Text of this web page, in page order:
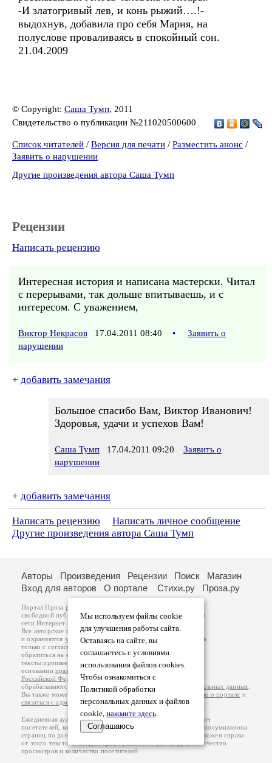
-И златогривый лев, и конь рыжий….!-
выдохнув, добавила про себя Мария, на
полуслове проваливаясь в спокойный сон.
21.04.2009
© Copyright: Саша Тумп, 2011
Свидетельство о публикации №211020500600
Список читателей / Версия для печати / Разместить анонс /
Заявить о нарушении
Другие произведения автора Саша Тумп
Рецензии
Написать рецензию
Интересная история и написана мастерски. Читал
с перерывами, так дольше впитываешь, и с
интересом. С уважением,
Виктор Некрасов 17.04.2011 08:40 •
Заявить о
нарушении
+ добавить замечания
Большое спасибо Вам, Виктор Иванович!
Здоровья, удачи и успехов Вам!
Саша Тумп 17.04.2011 09:20
Заявить о
нарушении
+ добавить замечания
Написать рецензию
Написать личное сообщение
Другие произведения автора Саша Тумп
Мы используем файлы cookie
для улучшения работы сайта.
Оставаясь на сайте, вы
соглашаетесь с условиями
использования файлов cookies.
Чтобы ознакомиться с
Политикой обработки
персональных данных и файлов
cookie, нажмите здесь.
Соглашаюсь
Авторы Произведения Рецензии Поиск
Магазин
Вход для авторов
О портале Стихи.ру Проза.ру
Портал Проза.ру предоставляет авторам возможность
свободной публикации своих литературных произведений в
сети Интернет на основании
Все авторские права на произведения принадлежат авторам
и охраняются законом. Перепечатка произведений возможна
только с согласия его автора, к которому вы можете
обратиться на его авторской странице. Ответственность за
тексты произведений авторы несут самостоятельно на
основанииправил публикации
законодательства
Российской Федерации. Данные пользователей
обрабатываются на основанииПолитики обработки персональных данных
Вы также можете посмотреть более подробную
информацию о портале и
связаться с администрацией.
Ежедневная аудитория портала Проза.ру – порядка 100 тысяч
посетителей, которые в общей сумме просматривают более полумиллиона
страниц по данным счетчика посещаемости, который расположен справа
от этого текста. В каждой графе указано по две цифры: количество
просмотров и количество посетителей.